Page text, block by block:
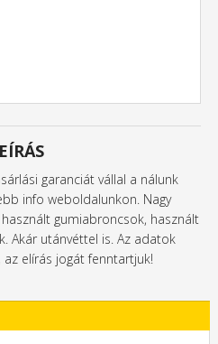
garanciát vállal a nálunk
info weboldalunkon. Nagy
gumiabroncsok, használt
Akár utánvéttel is. Az adatok
elírás jogát fenntartjuk!